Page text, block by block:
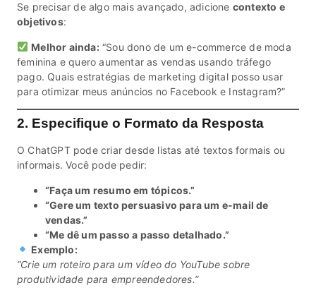
Se precisar de algo mais avançado, adicione contexto e
objetivos:
Melhor ainda:“Sou dono de um e-commerce de moda
feminina e quero aumentar as vendas usando tráfego
pago. Quais estratégias de marketing digital posso usar
para otimizar meus anúncios no Facebook e Instagram?”
2. Especifique o Formato da Resposta
O ChatGPT pode criar desde listas até textos formais ou
informais. Você pode pedir:
“Faça um resumo em tópicos.”
“Gere um texto persuasivo para um e-mail de
vendas.”
“Me dê um passo a passo detalhado.”
Exemplo:
“Crie um roteiro para um vídeo do YouTube sobre
produtividade para empreendedores.”